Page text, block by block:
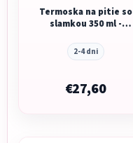
Termoska na pitie so
slamkou 350 ml -
2-4 dni
€27,60